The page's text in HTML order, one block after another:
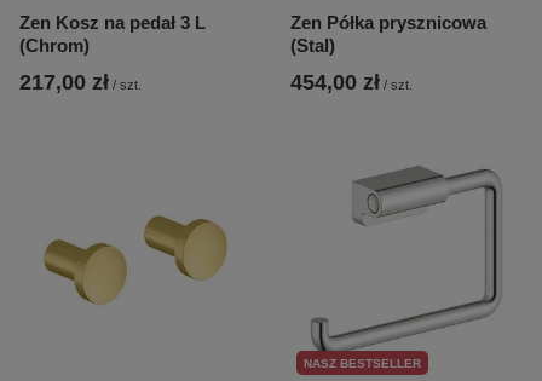
Zen Kosz na pedał 3 L
(Chrom)
217,00 zł / szt.
Zen Półka prysznicowa
(Stal)
454,00 zł / szt.
NASZ BESTSELLER